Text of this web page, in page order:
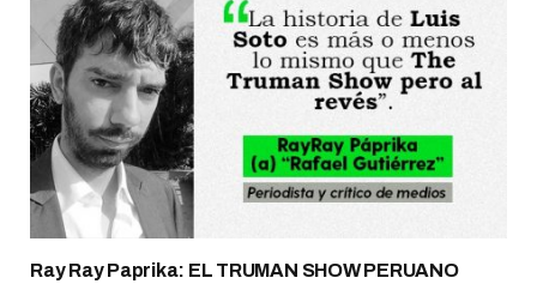
Ray Ray Paprika: EL TRUMAN SHOW PERUANO